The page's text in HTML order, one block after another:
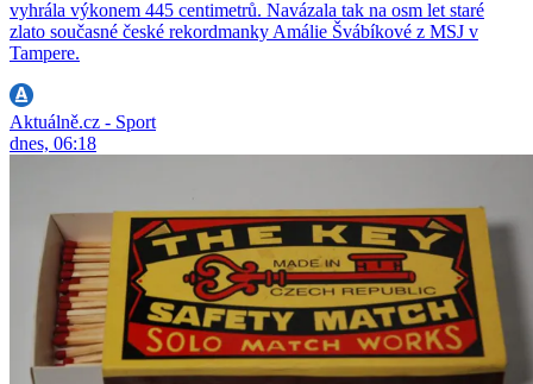
vyhrála výkonem 445 centimetrů. Navázala tak na osm let staré
zlato současné české rekordmanky Amálie Švábíkové z MSJ v
Tampere.
Aktuálně.cz - Sport
dnes, 06:18